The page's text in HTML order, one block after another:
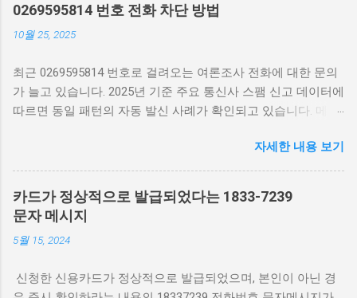
0269595814 번호 전화 차단 방법
10월 25, 2025
최근 0269595814 번호로 걸려오는 여론조사 전화에 대한 문의
가 늘고 있습니다. 2025년 기준 주요 통신사 스팸 신고 데이터에
따르면 동일 패턴의 자동 발신 사례가 확인되고 있습니다. 메인
안내합니다. 0269595814 무슨 전화 여론조사 특정번호 차단하
는 방법 0269595814 번호 어디 최근 몇 달간 0269595814 번호
는 정치·사회 여론조사 또는 마케팅 목적의 자동 발신으로 보고
되고 있습니다. 발신지는 서울 지역번호로, 주로 콜센터 시스템
에서 무작위로 연결되는 경우가 많습니다. 통신사별 스팸 차단
통계에 포함되어 있으나, 실제 기관 여론조사일 가능성도 있어
통화 전에는 0269595814 번호를 스팸 전화 식별 앱에서 검색해
자세한 내용 보기
카드가 정상적으로 발급되었다는 1833-7239
문자 메시지
5월 15, 2024
신청한 신용카드가 정상적으로 발급되었으며, 본인이 아닌 경